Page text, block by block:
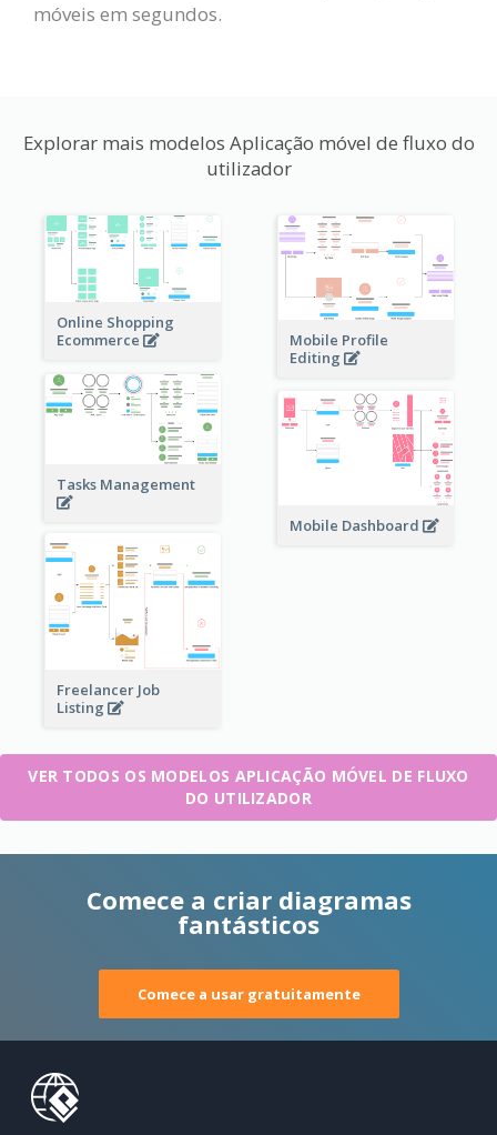
móveis em segundos.
Explorar mais modelos Aplicação móvel de fluxo do
utilizador
Online Shopping
Ecommerce
Mobile Profile
Editing
Tasks Management
Mobile Dashboard
Freelancer Job
Listing
VER TODOS OS MODELOS APLICAÇÃO MÓVEL DE FLUXO
DO UTILIZADOR
Comece a criar diagramas
fantásticos
Comece a usar gratuitamente